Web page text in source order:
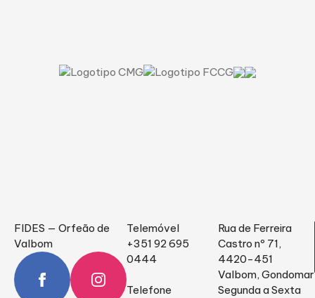
FIDES — Orfeão de
Valbom
Telemóvel
+351 92 695
0444
Telefone
Rua de Ferreira
Castro nº 71,
4420-451
Valbom, Gondomar
Segunda a Sexta